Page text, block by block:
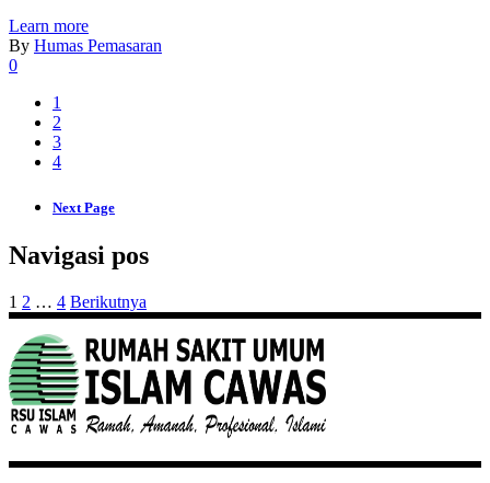
Learn more
By Humas Pemasaran
0
1
2
3
4
Next Page
Navigasi pos
1 2 … 4 Berikutnya